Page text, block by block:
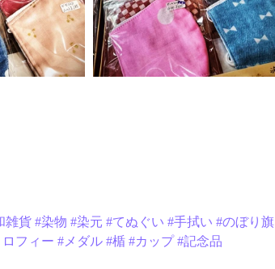
雑貨 #染物 #染元 #てぬぐい #手拭い #のぼり旗
ロフィー #メダル #楯 #カップ #記念品